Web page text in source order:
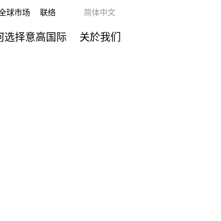
球市场 联络 简体中文
选择意高国际 关於我们